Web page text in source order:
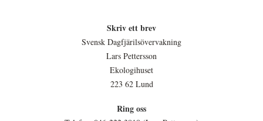
Skriv ett brev
Svensk Dagfjärilsövervakning
Lars Pettersson
Ekologihuset
223 62 Lund
Ring oss